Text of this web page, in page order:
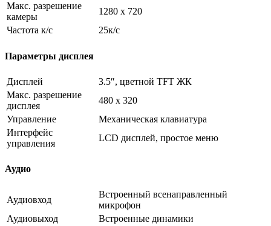
Макс. разрешение
камеры
1280 х 720
Частота к/с
25к/с
Параметры дисплея
Дисплей
3.5″, цветной TFT ЖК
Макс. разрешение
дисплея
480 х 320
Управление
Механическая клавиатура
Интерфейс
управления
LCD дисплей, простое меню
Аудио
Аудиовход
Встроенный всенаправленный
микрофон
Аудиовыход
Встроенные динамики